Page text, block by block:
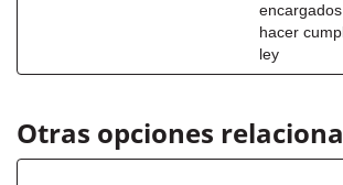
hacer
ley
Otras opciones